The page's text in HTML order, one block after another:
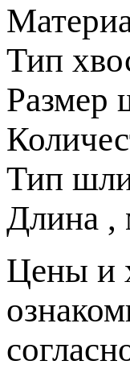
Тип
Размер
Тип
Длина ,
Цeны и